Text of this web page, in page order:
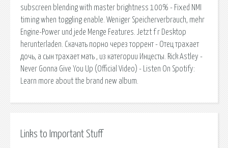
subscreen blending with master brightness 100% - Fixed NMI
timing when toggling enable. Weniger Speicherverbrauch, mehr
Engine-Power und jede Menge Features. Jetzt f r Desktop
herunterladen. Скачать порно через торрент - Отец трахает
дочь, а сын трахает мать , из категории Инцесты. Rick Astley -
Never Gonna Give You Up (Official Video) - Listen On Spotify:
Learn more about the brand new album.
Links to Important Stuff